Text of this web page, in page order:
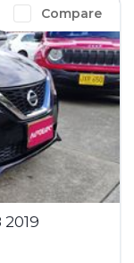
Compare